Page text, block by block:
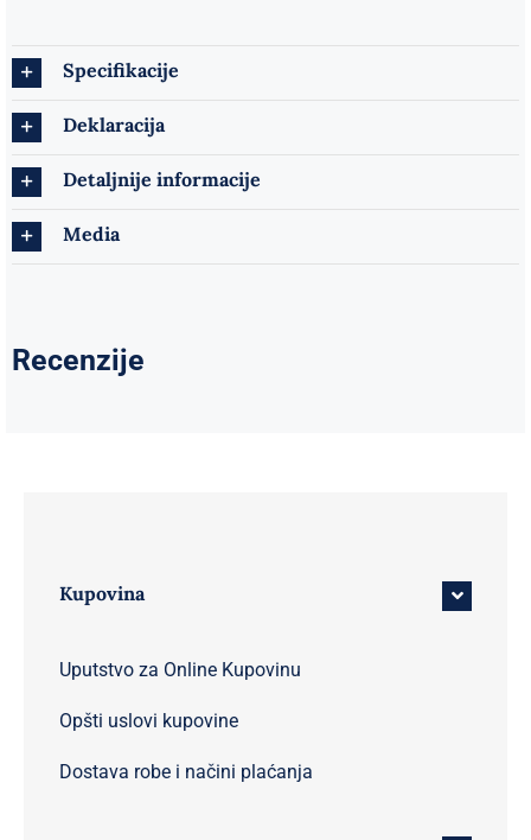
Specifikacije
Deklaracija
Detaljnije informacije
Media
Recenzije
Kupovina
Uputstvo za Online Kupovinu
Opšti uslovi kupovine
Dostava robe i načini plaćanja